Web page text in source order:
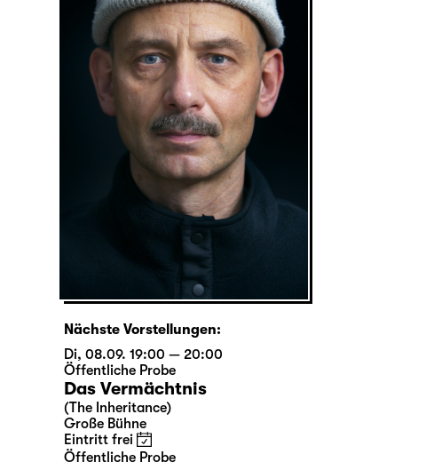
Nächste Vorstellungen:
Di, 08.09. 19:00 — 20:00
Öffentliche Probe
Das Vermächtnis
(The Inheritance)
Große Bühne
Eintritt frei
Öffentliche Probe